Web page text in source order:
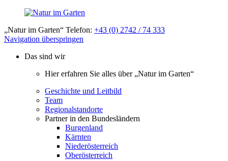
„Natur im Garten“ Telefon: +43 (0) 2742 / 74 333
Navigation überspringen
Das sind wir
Hier erfahren Sie alles über „Natur im Garten“
Geschichte und Leitbild
Team
Regionalstandorte
Partner in den Bundesländern
Burgenland
Kärnten
Niederösterreich
Oberösterreich